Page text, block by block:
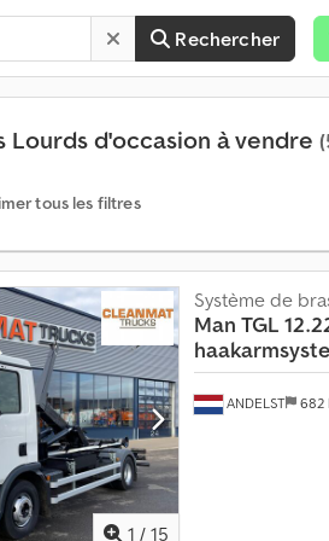
Rechercher
Lourds d'occasion à vendre
tous les filtres
1 / 15
ANDELST 682
Système de
Man TGL